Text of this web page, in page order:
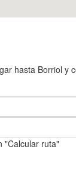
hasta Borriol y
"Calcular ruta"